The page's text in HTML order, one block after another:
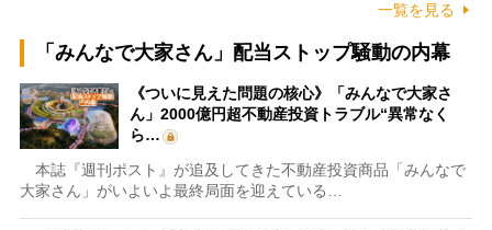
一覧を見る
「みんなで大家さん」配当ストップ騒動の内幕
《ついに見えた問題の核心》「みんなで大家さ
ん」2000億円超不動産投資トラブル“異常なく
ら…
本誌『週刊ポスト』が追及してきた不動産投資商品「みんなで
大家さん」がいよいよ最終局面を迎えている…